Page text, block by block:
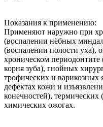
Показания к применению:
Применяют наружно при
(воспалении нёбных
(воспалении полости уха),
хроническом периодонтите
корня зуба), гнойных
трофических и
дефектах кожи и
конечностей),
химических ожогах.